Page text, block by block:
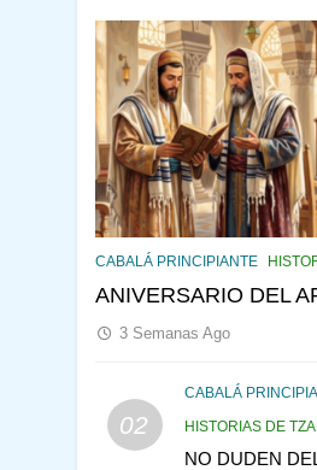
CABALÁ PRINCIPIANTE
ANIVERSARIO DEL
3 Semanas Ago
02
CABALÁ
HISTORIAS DE
NO DUDEN
144
QUE